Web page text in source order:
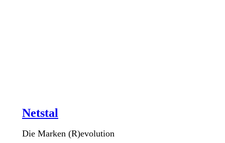
Netstal
Die Marken (R)evolution